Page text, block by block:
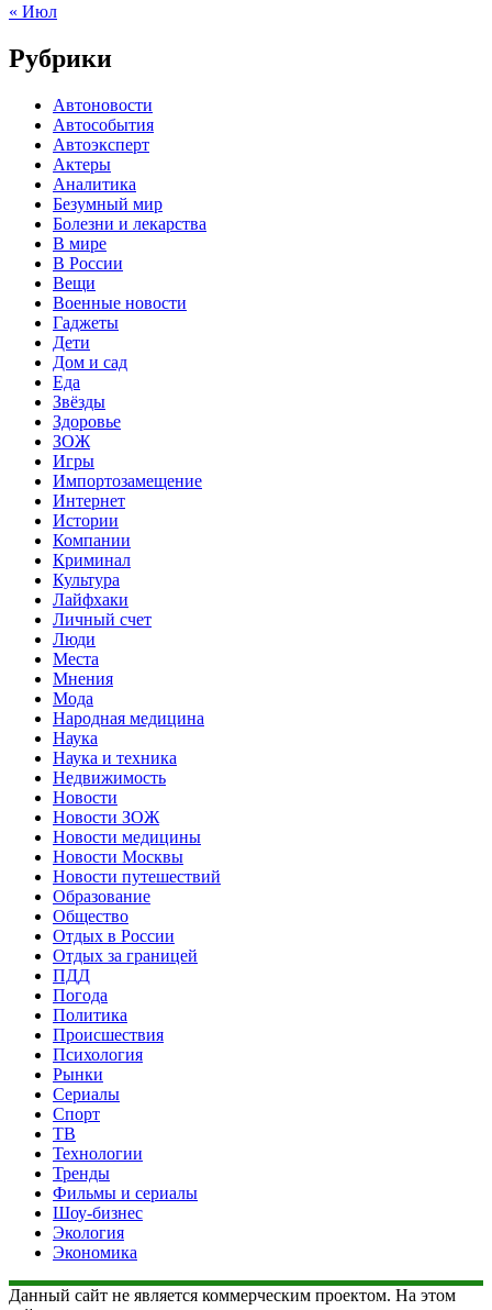
« Июл
Рубрики
Автоновости
Автособытия
Автоэксперт
Актеры
Аналитика
Безумный мир
Болезни и лекарства
В мире
В России
Вещи
Военные новости
Гаджеты
Дети
Дом и сад
Еда
Звёзды
Здоровье
ЗОЖ
Игры
Импортозамещение
Интернет
Истории
Компании
Криминал
Культура
Лайфхаки
Личный счет
Люди
Места
Мнения
Мода
Народная медицина
Наука
Наука и техника
Недвижимость
Новости
Новости ЗОЖ
Новости медицины
Новости Москвы
Новости путешествий
Образование
Общество
Отдых в России
Отдых за границей
ПДД
Погода
Политика
Происшествия
Психология
Рынки
Сериалы
Спорт
ТВ
Технологии
Тренды
Фильмы и сериалы
Шоу-бизнес
Экология
Экономика
Данный сайт не является коммерческим проектом. На этом